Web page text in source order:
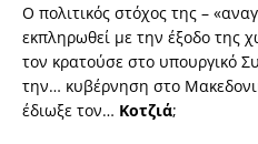
Ο πολιτικός στόχος της –
εκπληρωθεί με την έξοδο της
τον κρατούσε στο υπουργικό
την… κυβέρνηση στο
έδιωξε τον… Κοτζιά;